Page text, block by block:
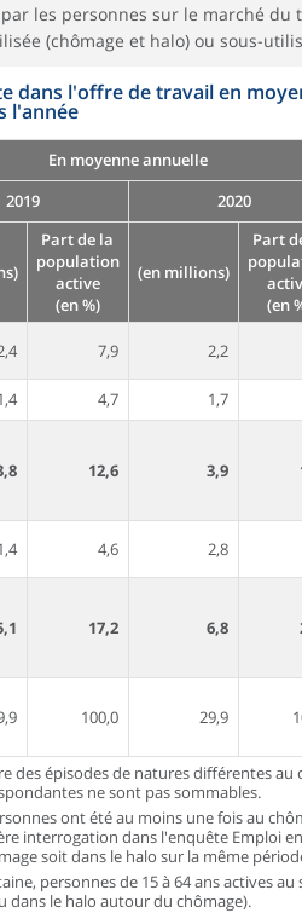
les personnes sur le marché du
(chômage et halo) ou sous-
dans l'offre de travail en
l'année
En moyenne annuelle
2019 2020
Part de la
population
active
(en %)
(en millions)
Part
(en
7,9 2,2
4,7 1,7
12,6 3,9
4,6 2,8
17,2 6,8
100,0 29,9
des épisodes de natures différentes au
ne sont pas sommables.
ont été au moins une fois au
interrogation dans l'enquête Emploi
soit dans le halo sur la même
personnes de 15 à 64 ans actives au
dans le halo autour du chômage).